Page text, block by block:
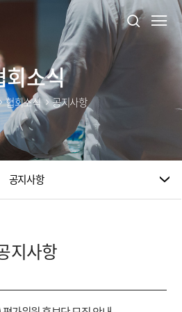
회소식
협회소식 공지사항
공지사항
지사항